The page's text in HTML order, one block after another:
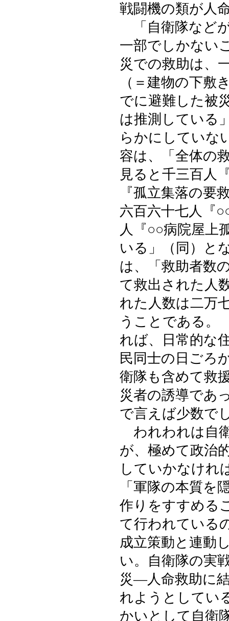
戦闘機の類が人
「自衛隊など
一部でしかない
災での救助は、
（＝建物の下敷
でに避難した被
は推測している
らかにしていな
容は、「全体の
見ると千三百人
『孤立集落の
六百六十七人『
人『○○病院屋上
いる」（同）と
は、「救助者数
て救出された人
れた人数は二万
うことである。
れば、日常的な
民同士の日ごろ
衛隊も含めて救
災者の誘導であ
で言えば少数で
われわれは自
が、極めて政治
していかなけれ
「軍隊の本質を
作りをすすめる
て行われている
成立策動と連動
い。自衛隊の実
災―人命救助に
れようとしてい
かいとして自衛